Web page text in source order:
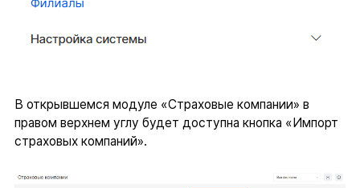
В открывшемся модуле «Страховые компании» в
правом верхнем углу будет доступна кнопка «Импорт
страховых компаний».